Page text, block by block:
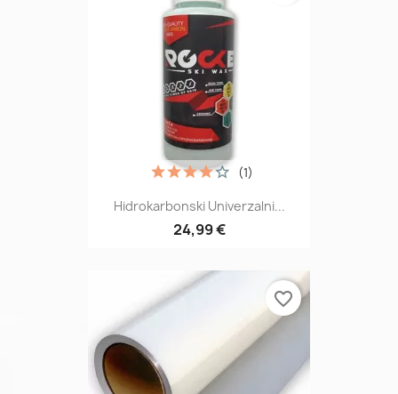
Hidrokarbonski Univerzalni...
24,99 €
(1)
favorite_border